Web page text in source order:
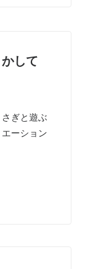
して
ぎと遊ぶ
ーション